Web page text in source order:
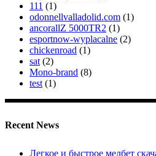
111 (1)
odonnellvalladolid.com (1)
ancorallZ 5000TR2 (1)
esportnow-wyplacalne (2)
chickenroad (1)
sat (2)
Mono-brand (8)
test (1)
Recent News
Легкое и быстрое мелбет